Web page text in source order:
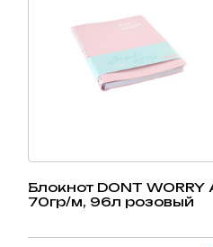
Блокнот DONT WORRY
70гр/м, 96л розовый